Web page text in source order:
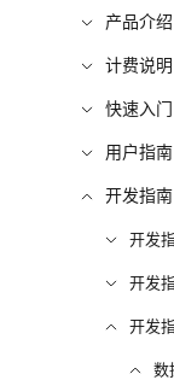
产品介绍
计费说明
快速入门
用户指南
开发指南
开发
开发
开发
数